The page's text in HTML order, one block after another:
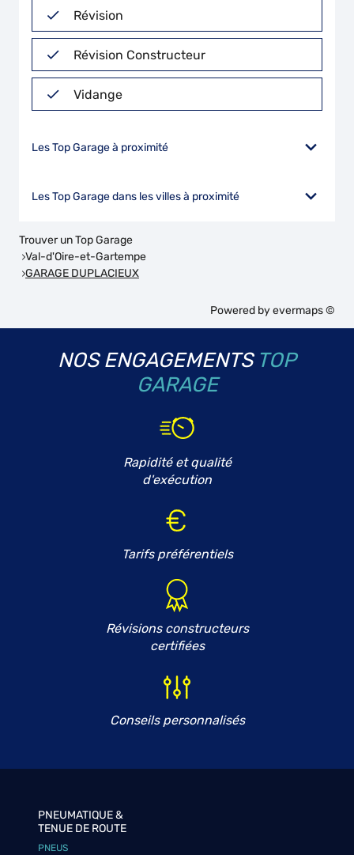
Révision
Révision Constructeur
Vidange
Les Top Garage à proximité
Les Top Garage dans les villes à proximité
Trouver un Top Garage
Val-d'Oire-et-Gartempe
GARAGE DUPLACIEUX
Powered byevermaps ©
NOS ENGAGEMENTS TOP
GARAGE
Rapidité et qualité
d'exécution
Tarifs préférentiels
Révisions constructeurs
certifiées
Conseils personnalisés
PNEUMATIQUE &
TENUE DE ROUTE
PNEUS